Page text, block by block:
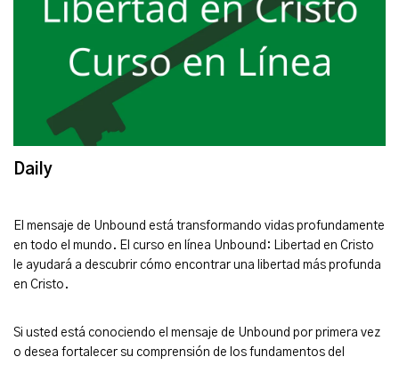
Daily
El mensaje de Unbound está transformando vidas profundamente
en todo el mundo. El curso en línea Unbound: Libertad en Cristo
le ayudará a descubrir cómo encontrar una libertad más profunda
en Cristo.
Si usted está conociendo el mensaje de Unbound por primera vez
o desea fortalecer su comprensión de los fundamentos del